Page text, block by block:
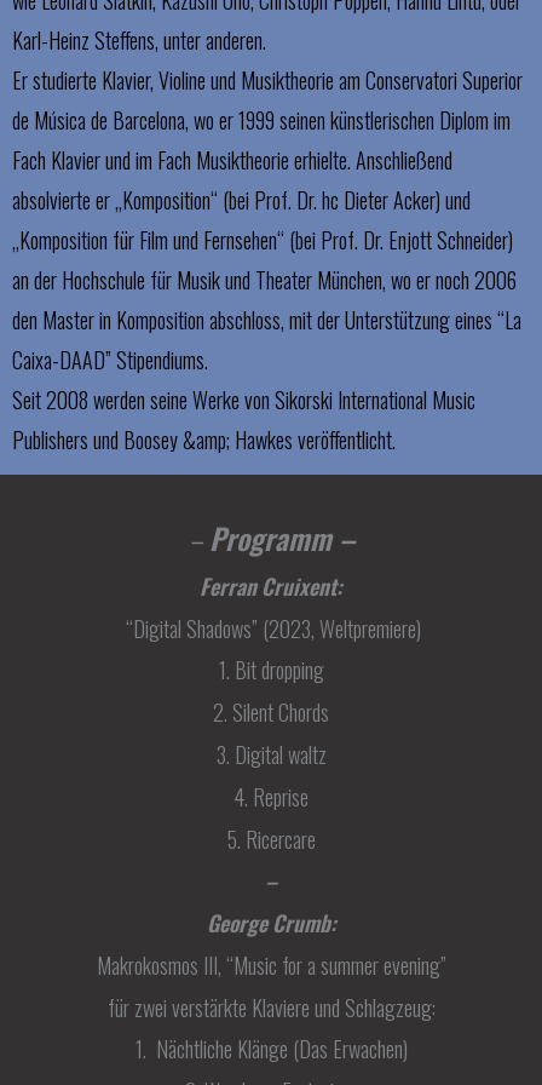
Karl-Heinz Steffens, unter anderen.
Er studierte Klavier, Violine und Musiktheorie am Conservatori Superior
de Música de Barcelona, ​​wo er 1999 seinen künstlerischen Diplom im
Fach Klavier und im Fach Musiktheorie erhielte. Anschließend
absolvierte er „Komposition“ (bei Prof. Dr. hc Dieter Acker) und
„Komposition für Film und Fernsehen“ (bei Prof. Dr. Enjott Schneider)
an der Hochschule für Musik und Theater München, wo er noch 2006
den Master in Komposition abschloss, mit der Unterstützung eines “La
Caixa-DAAD” Stipendiums.
Seit 2008 werden seine Werke von Sikorski International Music
Publishers und Boosey &amp; Hawkes veröffentlicht.
–Programm –
Ferran Cruixent:
“Digital Shadows” (2023, Weltpremiere)
1. Bit dropping
2. Silent Chords
3. Digital waltz
4. Reprise
5. Ricercare
–
George Crumb:
Makrokosmos III, “Music for a summer evening”
für zwei verstärkte Klaviere und Schlagzeug:
1. Nächtliche Klänge (Das Erwachen)